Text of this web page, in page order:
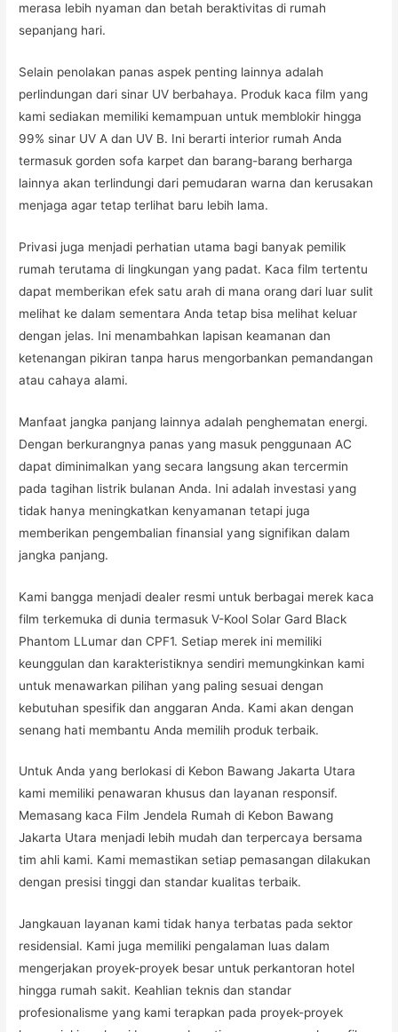
merasa lebih nyaman dan betah beraktivitas di rumah
sepanjang hari.
Selain penolakan panas aspek penting lainnya adalah
perlindungan dari sinar UV berbahaya. Produk kaca film yang
kami sediakan memiliki kemampuan untuk memblokir hingga
99% sinar UV A dan UV B. Ini berarti interior rumah Anda
termasuk gorden sofa karpet dan barang-barang berharga
lainnya akan terlindungi dari pemudaran warna dan kerusakan
menjaga agar tetap terlihat baru lebih lama.
Privasi juga menjadi perhatian utama bagi banyak pemilik
rumah terutama di lingkungan yang padat. Kaca film tertentu
dapat memberikan efek satu arah di mana orang dari luar sulit
melihat ke dalam sementara Anda tetap bisa melihat keluar
dengan jelas. Ini menambahkan lapisan keamanan dan
ketenangan pikiran tanpa harus mengorbankan pemandangan
atau cahaya alami.
Manfaat jangka panjang lainnya adalah penghematan energi.
Dengan berkurangnya panas yang masuk penggunaan AC
dapat diminimalkan yang secara langsung akan tercermin
pada tagihan listrik bulanan Anda. Ini adalah investasi yang
tidak hanya meningkatkan kenyamanan tetapi juga
memberikan pengembalian finansial yang signifikan dalam
jangka panjang.
Kami bangga menjadi dealer resmi untuk berbagai merek kaca
film terkemuka di dunia termasuk V-Kool Solar Gard Black
Phantom LLumar dan CPF1. Setiap merek ini memiliki
keunggulan dan karakteristiknya sendiri memungkinkan kami
untuk menawarkan pilihan yang paling sesuai dengan
kebutuhan spesifik dan anggaran Anda. Kami akan dengan
senang hati membantu Anda memilih produk terbaik.
Untuk Anda yang berlokasi di Kebon Bawang Jakarta Utara
kami memiliki penawaran khusus dan layanan responsif.
Memasang kaca Film Jendela Rumah di Kebon Bawang
Jakarta Utara menjadi lebih mudah dan terpercaya bersama
tim ahli kami. Kami memastikan setiap pemasangan dilakukan
dengan presisi tinggi dan standar kualitas terbaik.
Jangkauan layanan kami tidak hanya terbatas pada sektor
residensial. Kami juga memiliki pengalaman luas dalam
mengerjakan proyek-proyek besar untuk perkantoran hotel
hingga rumah sakit. Keahlian teknis dan standar
profesionalisme yang kami terapkan pada proyek-proyek